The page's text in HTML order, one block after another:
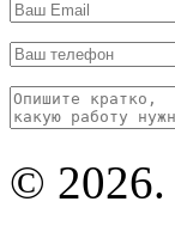
© 2026.